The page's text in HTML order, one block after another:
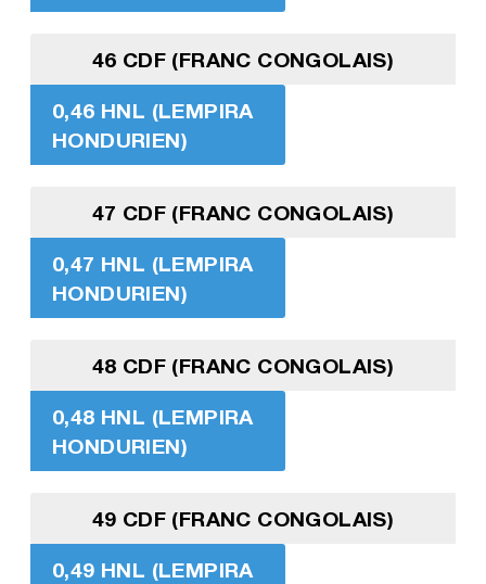
46 CDF (FRANC CONGOLAIS)
0,46 HNL (LEMPIRA
HONDURIEN)
47 CDF (FRANC CONGOLAIS)
0,47 HNL (LEMPIRA
HONDURIEN)
48 CDF (FRANC CONGOLAIS)
0,48 HNL (LEMPIRA
HONDURIEN)
49 CDF (FRANC CONGOLAIS)
0,49 HNL (LEMPIRA